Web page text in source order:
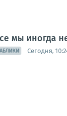
мы иногда
Сегодня,